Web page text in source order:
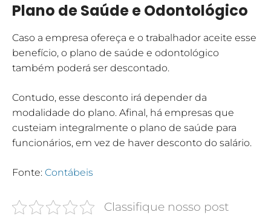
Plano de Saúde e Odontológico
Caso a empresa ofereça e o trabalhador aceite esse
benefício, o plano de saúde e odontológico
também poderá ser descontado.
Contudo, esse desconto irá depender da
modalidade do plano. Afinal, há empresas que
custeiam integralmente o plano de saúde para
funcionários, em vez de haver desconto do salário.
Fonte: Contábeis
Classifique nosso post